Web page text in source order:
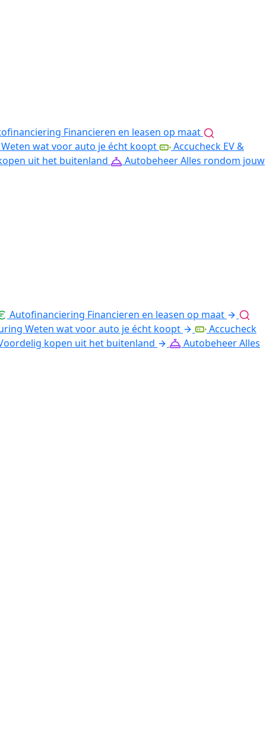
Financieren en leasen op maat
Weten wat voor auto je écht koopt
Accucheck EV &
uit het buitenland
AutobeheerAlles rondom jouw
Autofinanciering Financieren en leasen op maat
Weten wat voor auto je écht koopt
Accucheck
kopen uit het buitenland
AutobeheerAlles